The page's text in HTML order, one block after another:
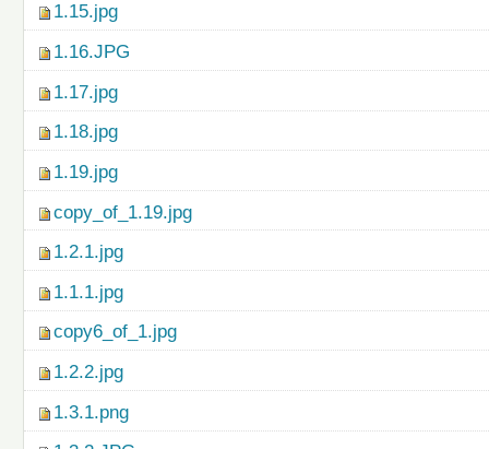
1.15.jpg
1.16.JPG
1.17.jpg
1.18.jpg
1.19.jpg
copy_of_1.19.jpg
1.2.1.jpg
1.1.1.jpg
copy6_of_1.jpg
1.2.2.jpg
1.3.1.png